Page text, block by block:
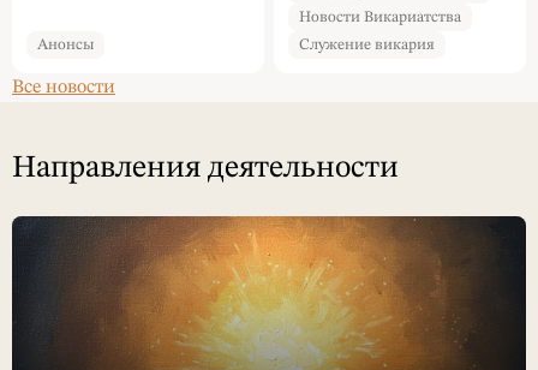
Анонсы
Новости Викариатства
Служение викария
Все новости
Направления деятельности